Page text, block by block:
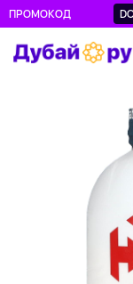
ПРОМОКОД